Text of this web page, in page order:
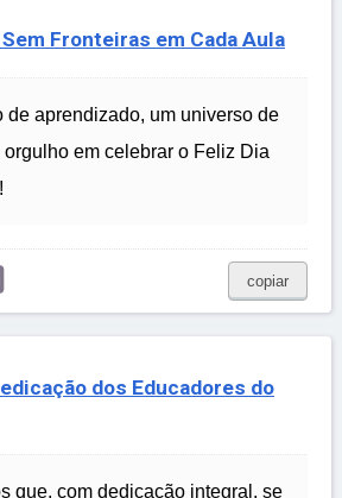
Fronteiras em Cada Aula
de aprendizado, um universo de
em celebrar o Feliz Dia
copiar
dos Educadores do
que, com dedicação integral, se